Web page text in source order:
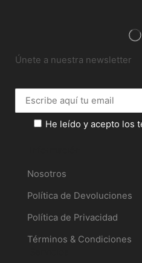
Únete a nuestra newsletter
He leído y acepto los
Nosotros
Política de Devoluciones
Política de Privacidad
Términos & Condiciones